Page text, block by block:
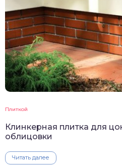
Плиткой
Клинкерная плитка для
облицовки
Читать далее